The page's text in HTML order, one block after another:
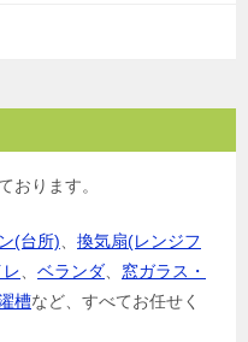
おります。
(台所)
換気扇(レンジフ
レ ベランダ
窓ガラス・
槽など、すべてお任せく